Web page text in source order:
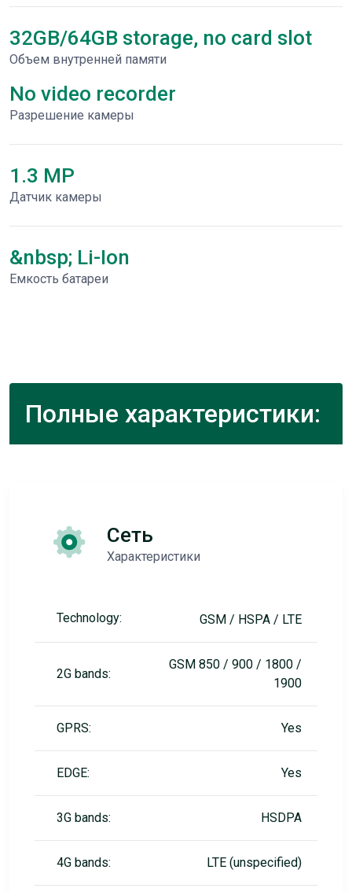
32GB/64GB storage, no card slot
Объем внутренней памяти
No video recorder
Разрешение камеры
1.3 MP
Датчик камеры
&nbsp; Li-Ion
Емкость батареи
Полные характеристики:
Сеть
Характеристики
Technology: GSM / HSPA / LTE
2G bands:
GSM 850 / 900 / 1800 /
1900
GPRS: Yes
EDGE: Yes
3G bands: HSDPA
4G bands: LTE (unspecified)